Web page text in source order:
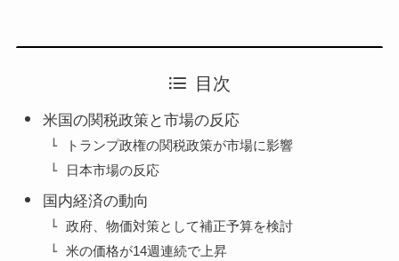
目次
米国の関税政策と市場の反応
トランプ政権の関税政策が市場に影響
日本市場の反応
国内経済の動向
政府、物価対策として補正予算を検討
米の価格が14週連続で上昇